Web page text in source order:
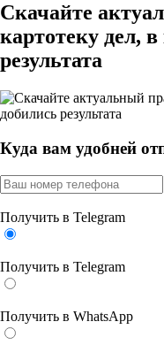
Скачайте
картотеку дел,
результата
Куда вам удобней
Получить в Telegram
Получить в Telegram
Получить в WhatsApp